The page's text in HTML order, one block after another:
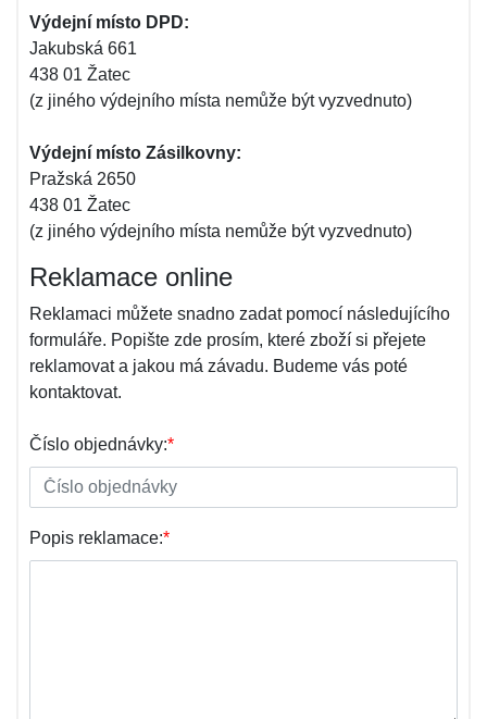
Výdejní místo DPD:
Jakubská 661
438 01 Žatec
(z jiného výdejního místa nemůže být vyzvednuto)
Výdejní místo Zásilkovny:
Pražská 2650
438 01 Žatec
(z jiného výdejního místa nemůže být vyzvednuto)
Reklamace online
Reklamaci můžete snadno zadat pomocí následujícího
formuláře. Popište zde prosím, které zboží si přejete
reklamovat a jakou má závadu. Budeme vás poté
kontaktovat.
Číslo objednávky:*
Popis reklamace:*